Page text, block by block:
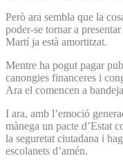
Però ara sembla que la
poder-se tornar a
Martí ja està amortitzat.
Mentre ha pogut pagar
canongies financeres i
Ara el comencen a
I ara, amb l’emoció
mànega un pacte d’Estat
la seguretat ciutadana i
escolanets d’amén.